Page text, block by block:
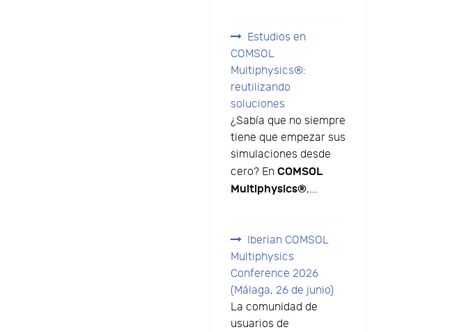
Estudios en
COMSOL
Multiphysics®:
reutilizando
soluciones
¿Sabía que no siempre
tiene que empezar sus
simulaciones desde
cero? EnCOMSOL
Multiphysics®,...
Iberian COMSOL
Multiphysics
Conference 2026
(Málaga, 26 de junio)
La comunidad de
usuarios de